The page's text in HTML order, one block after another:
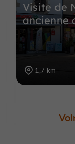
Visite de
ancienne
1,7 km